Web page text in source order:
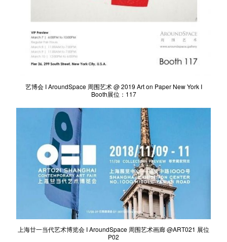
艺博会 I AroundSpace 周围艺术 @ 2019 Art on Paper New York I
Booth展位：117
上海廿一当代艺术博览会 I AroundSpace 周围艺术画廊 @ART021 展位
P02